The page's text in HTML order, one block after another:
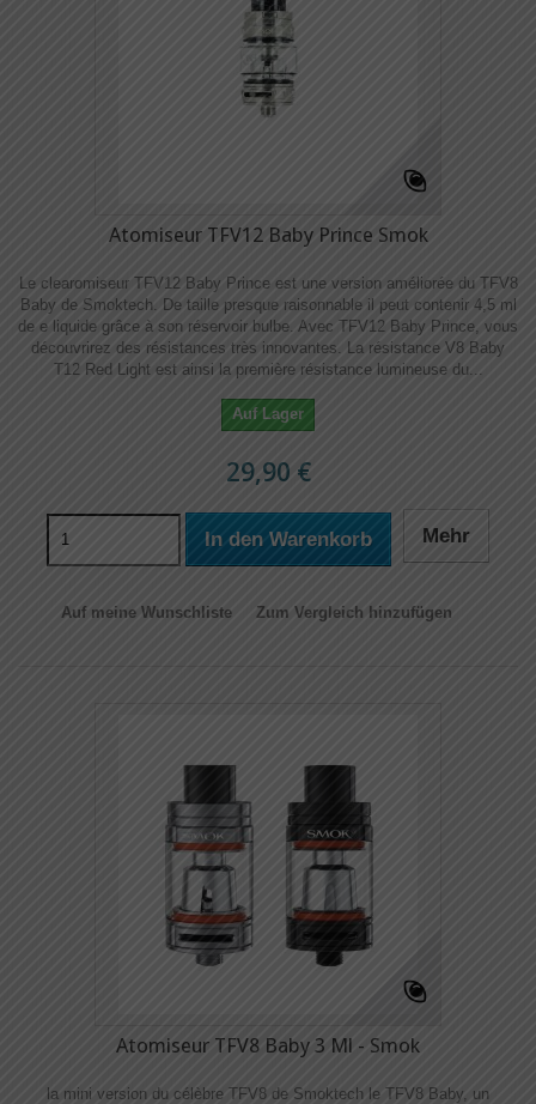
Atomiseur TFV12 Baby Prince Smok
Le clearomiseur TFV12 Baby Prince est une version améliorée du TFV8
Baby de Smoktech. De taille presque raisonnable il peut contenir 4,5 ml
de e liquide grâce à son réservoir bulbe. Avec TFV12 Baby Prince, vous
découvrirez des résistances très innovantes. La résistance V8 Baby
T12 Red Light est ainsi la première résistance lumineuse du...
Auf Lager
29,90 €
In den Warenkorb Mehr
Auf meine Wunschliste Zum Vergleich hinzufügen
Atomiseur TFV8 Baby 3 Ml - Smok
la mini version du célèbre TFV8 de Smoktech le TFV8 Baby, un